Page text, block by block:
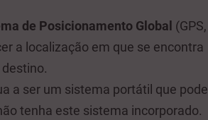
de Posicionamento Global (GPS,
a localização em que se encontra
a ser um sistema portátil que pode
tenha este sistema incorporado.